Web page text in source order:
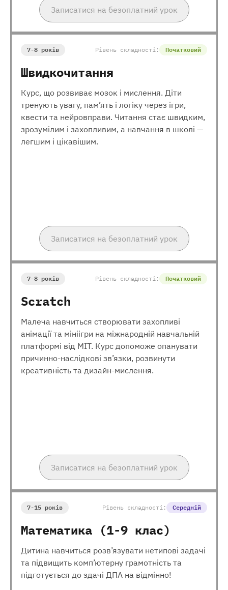
Записатися на безоплатний урок
7-8 років Рівень складності: Початковий
Швидкочитання
Курс, що розвиває мозок і мислення. Діти
тренують увагу, пам’ять і логіку через ігри,
квести та нейровправи. Читання стає швидким,
зрозумілим і захопливим, а навчання в школі —
легшим і цікавішим.
Записатися на безоплатний урок
7-8 років Рівень складності: Початковий
Scratch
Малеча навчиться створювати захопливі
анімації та мініігри на міжнародній навчальній
платформі від МІТ. Курс допоможе опанувати
причинно-наслідкові зв’язки, розвинути
креативність та дизайн-мислення.
Записатися на безоплатний урок
7-15 років Рівень складності: Середній
Математика (1-9 клас)
Дитина навчиться розв’язувати нетипові задачі
та підвищить комп’ютерну грамотність та
підготується до здачі ДПА на відмінно!